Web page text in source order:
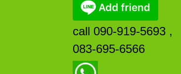
call 090-919-5693 ,
083-695-6566